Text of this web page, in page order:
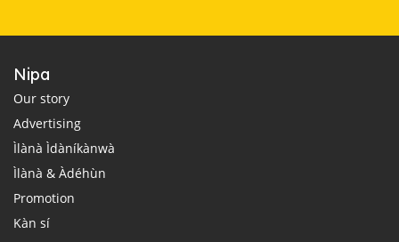
Nipa
Our story
Advertising
Ìlànà Ìdàníkànwà
Ìlànà & Àdéhùn
Promotion
Kàn sí